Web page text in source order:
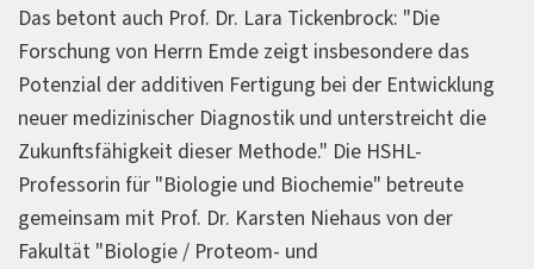
Das betont auch Prof. Dr. Lara Tickenbrock: "Die
Forschung von Herrn Emde zeigt insbesondere das
Potenzial der additiven Fertigung bei der Entwicklung
neuer medizinischer Diagnostik und unterstreicht die
Zukunftsfähigkeit dieser Methode." Die HSHL-
Professorin für "Biologie und Biochemie" betreute
gemeinsam mit Prof. Dr. Karsten Niehaus von der
Fakultät "Biologie / Proteom- und